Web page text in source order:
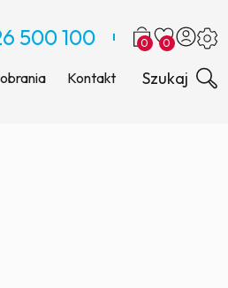
500 100 0 0
Kontakt Szukaj